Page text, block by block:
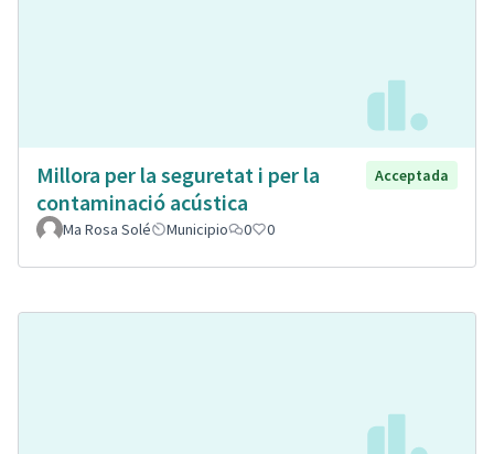
Millora per la seguretat i per la
contaminació acústica
Acceptada
Ma Rosa Solé Municipio 0 0